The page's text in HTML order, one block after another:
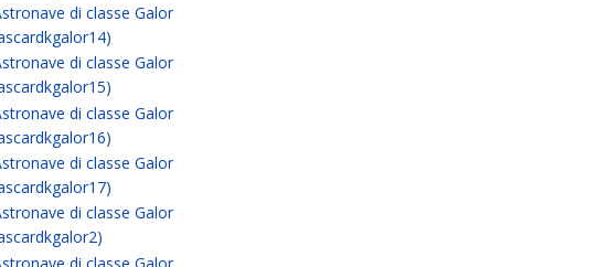
di classe Galor
di classe Galor
di classe Galor
di classe Galor
di classe Galor